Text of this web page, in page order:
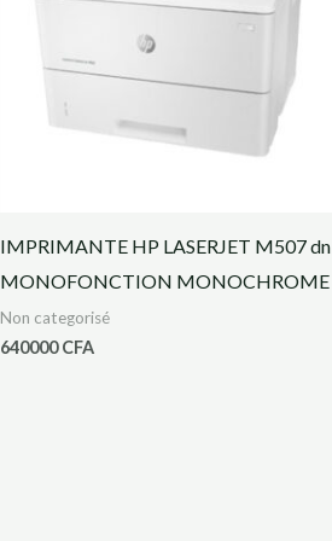
IMPRIMANTE HP LASERJET M507 dn
MONOFONCTION MONOCHROME
Non categorisé
640000CFA